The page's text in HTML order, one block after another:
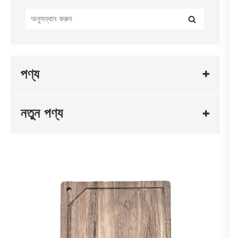
পণ্য
নতুন পণ্য